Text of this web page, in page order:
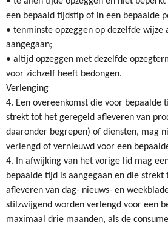
een bepaald tijdstip of in een bepaalde
• tenminste opzeggen op dezelfde wijze
aangegaan;
• altijd opzeggen met dezelfde
voor zichzelf heeft bedongen.
Verlenging
4. Een overeenkomst die voor bepaalde
strekt tot het geregeld afleveren van
daaronder begrepen) of diensten, mag
verlengd of vernieuwd voor een
4. In afwijking van het vorige lid mag
bepaalde tijd is aangegaan en die strekt
afleveren van dag- nieuws- en
stilzwijgend worden verlengd voor een
maximaal drie maanden, als de